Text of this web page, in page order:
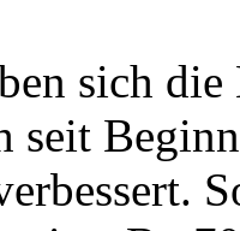
sich die
seit